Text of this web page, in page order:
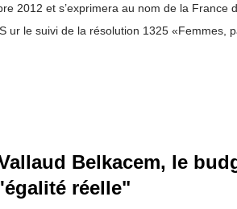
2012 et s’exprimera au nom de la France
ur le suivi de la résolution 1325 «Femmes,
des conflits armés et de la
(photo). Elle rencontrera par ailleurs la
Nations Unies chargée de la question des
Belkacem, le
réelle"